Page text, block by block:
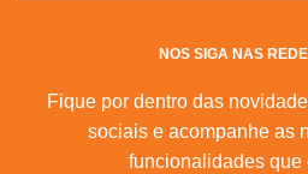
NOS SIGA NAS
Fique por dentro das
sociais e acompanhe as
funcionalidades que